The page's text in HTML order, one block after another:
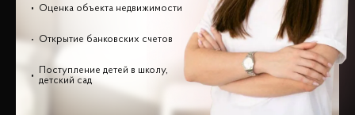
Оценка объекта недвижимости
Открытие банковских счетов
Поступление детей в школу,
детский сад